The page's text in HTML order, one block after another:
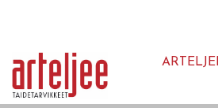
content